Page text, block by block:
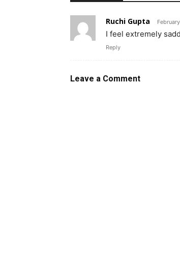
Ruchi Gupta
I feel extremely
Reply
Leave a Comment